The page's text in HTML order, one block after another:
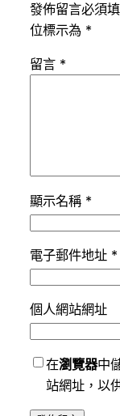
發佈留言必須
位標示為 *
留言 *
顯示名稱 *
電子郵件地址 *
個人網站網址
在瀏覽器中
站網址，以